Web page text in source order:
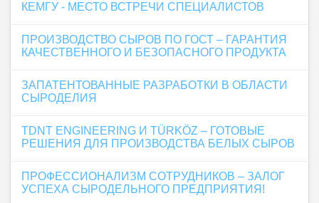
КЕМГУ - МЕСТО ВСТРЕЧИ СПЕЦИАЛИСТОВ
ПРОИЗВОДСТВО СЫРОВ ПО ГОСТ – ГАРАНТИЯ
КАЧЕСТВЕННОГО И БЕЗОПАСНОГО ПРОДУКТА
ЗАПАТЕНТОВАННЫЕ РАЗРАБОТКИ В ОБЛАСТИ
СЫРОДЕЛИЯ
TDNT ENGINEERING И TÜRKÖZ – ГОТОВЫЕ
РЕШЕНИЯ ДЛЯ ПРОИЗВОДСТВА БЕЛЫХ СЫРОВ
ПРОФЕССИОНАЛИЗМ СОТРУДНИКОВ – ЗАЛОГ
УСПЕХА СЫРОДЕЛЬНОГО ПРЕДПРИЯТИЯ!